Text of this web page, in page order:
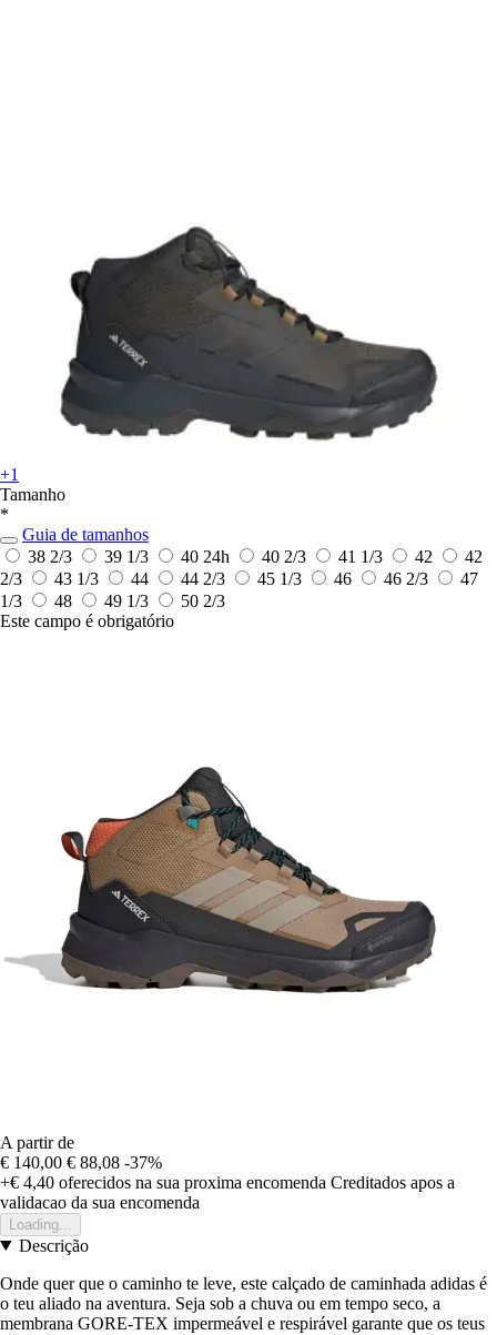
+1
Tamanho
*
Guia de tamanhos
38 2/3
39 1/3 40 24h 40 2/3 41 1/3 42
42
2/3
43 1/3 44 44 2/3 45 1/3 46 46 2/3
47
1/3
48 49 1/3
50 2/3
Este campo é obrigatório
A partir de
€ 140,00 € 88,08 -37%
+€ 4,40 oferecidos na sua proxima encomenda Creditados apos a
validacao da sua encomenda
Loading...
Descrição
Onde quer que o caminho te leve, este calçado de caminhada adidas é
o teu aliado na aventura. Seja sob a chuva ou em tempo seco, a
membrana GORE-TEX impermeável e respirável garante que os teus